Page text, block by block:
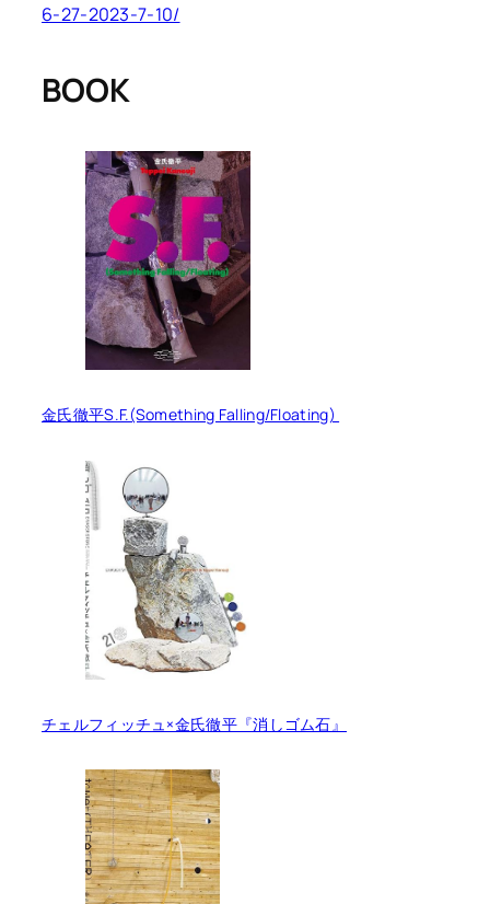
6-27-2023-7-10/
BOOK
金氏徹平S.F.(Something Falling/Floating)
チェルフィッチュ×金氏徹平『消しゴム石』